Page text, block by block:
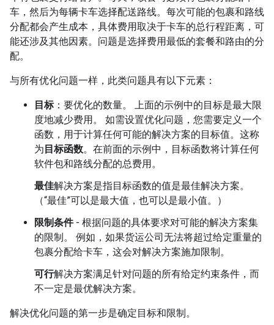
车，然后为每辆卡车选择配送路线。每次可能的包裹和路线
分配都会产生成本，具体费用取决于卡车的总行程距离，可
能还涉及其他因素。问题是选择费用最低的套餐和路由的分
配。
与所有优化问题一样，此类问题具有以下元素：
目标：要优化的数量。 上面的示例中的目标是最大限
度地减少费用。 如需设置优化问题，您需要定义一个
函数，用于计算任何可能的解决方案的目标值。这称
为目标函数。在前面的示例中，目标函数将计算任何
软件包和路线分配的总费用。
最佳解决方案是指目标函数的值是最佳解决方案。
（“最佳”可以是最大值，也可以是最小值。）
限制条件- 根据问题的具体要求对可能的解决方案集
的限制。 例如，如果货运公司无法将超过给定重量的
包裹分配给卡车，这会对解决方案施加限制。
可行解决方案满足针对问题的所有给定约束条件，而
不一定是最优解决方案。
解决优化问题的第一步是确定目标和限制。